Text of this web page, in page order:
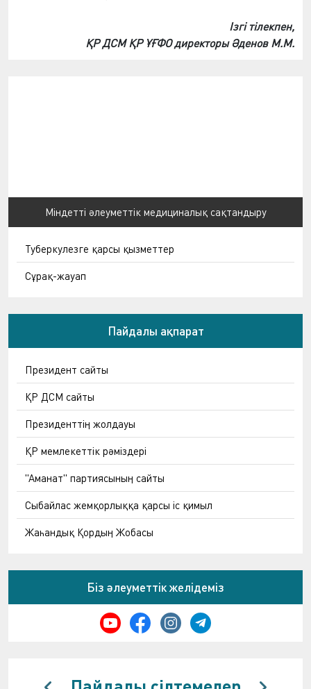
Ізгі тілекпен,
ҚР ДСМ ҚР ҰҒФО директоры Әденов М.М.
Міндетті әлеуметтік медициналық сақтандыру
Туберкулезге қарсы қызметтер
Сұрақ-жауап
Пайдалы ақпарат
Президент сайты
ҚР ДСМ сайты
Президенттің жолдауы
ҚР мемлекеттік рәміздері
"Аманат" партиясының сайты
Сыбайлас жемқорлыққа қарсы іс қимыл
Жаһандық Қордың Жобасы
Біз әлеуметтік желідеміз